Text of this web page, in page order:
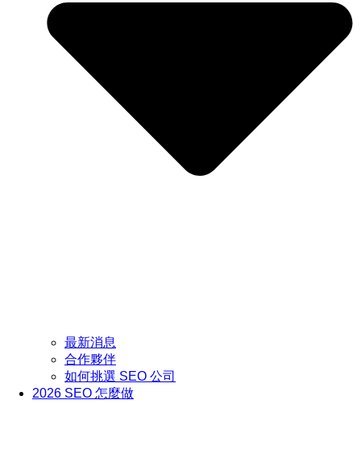
最新消息
合作夥伴
如何挑選 SEO 公司
2026 SEO 怎麼做